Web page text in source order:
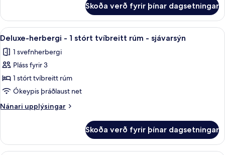
-
tvíbreitt
sjávarsýn
Skoða verð fyrir þínar dagsetningar
Skoða
allar
myndir
fyrir
Deluxe-
herbergi
-
1
tvíbreitt
rúm
Rúmföt af bestu gerð, míníbar,
7
Deluxe-herbergi - 1 stórt tvíbreitt rúm - sjávarsýn
1 svefnherbergi
Pláss fyrir 3
1 stórt tvíbreitt rúm
Ókeypis þráðlaust net
Nánari upplýsingar
Nánari
herbergi
Skoða verð fyrir þínar dagsetningar